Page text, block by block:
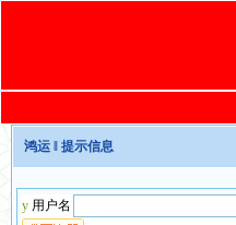
鸿运 ‖ 提示信息